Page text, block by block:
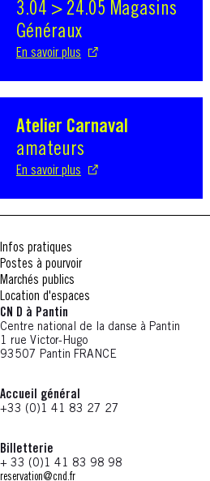
3.04 > 24.05 Magasins
Généraux
En savoir plus
Atelier Carnaval
amateurs
En savoir plus
S'ouvre dans une nouvelle fenêtre
Infos pratiques
Postes à pourvoir
Marchés publics
Location d'espaces
CN D à Pantin
Centre national de la danse à Pantin
1 rue Victor-Hugo
93507 Pantin FRANCE
Accueil général
+33 (0)1 41 83 27 27
Billetterie
+ 33 (0)1 41 83 98 98
reservation@cnd.fr